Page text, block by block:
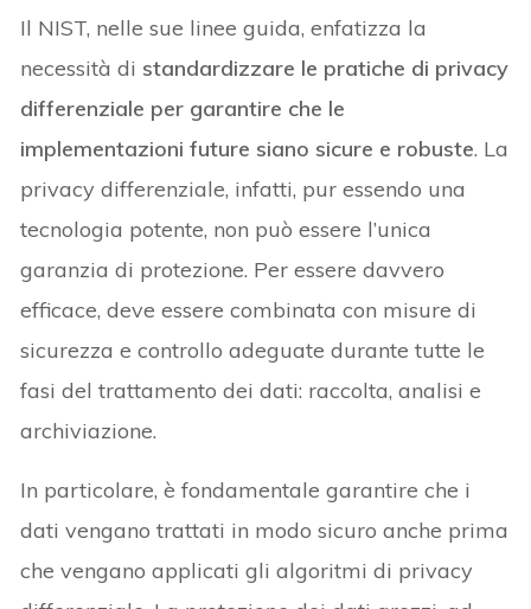
Il NIST, nelle sue linee guida, enfatizza la
necessità di standardizzare le pratiche di privacy
differenziale per garantire che le
implementazioni future siano sicure e robuste. La
privacy differenziale, infatti, pur essendo una
tecnologia potente, non può essere l’unica
garanzia di protezione. Per essere davvero
efficace, deve essere combinata con misure di
sicurezza e controllo adeguate durante tutte le
fasi del trattamento dei dati: raccolta, analisi e
archiviazione.
In particolare, è fondamentale garantire che i
dati vengano trattati in modo sicuro anche prima
che vengano applicati gli algoritmi di privacy